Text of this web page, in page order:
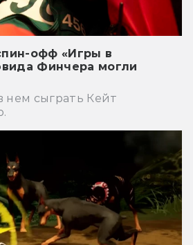
офф «Игры в
Финчера могли
нем сыграть Кейт